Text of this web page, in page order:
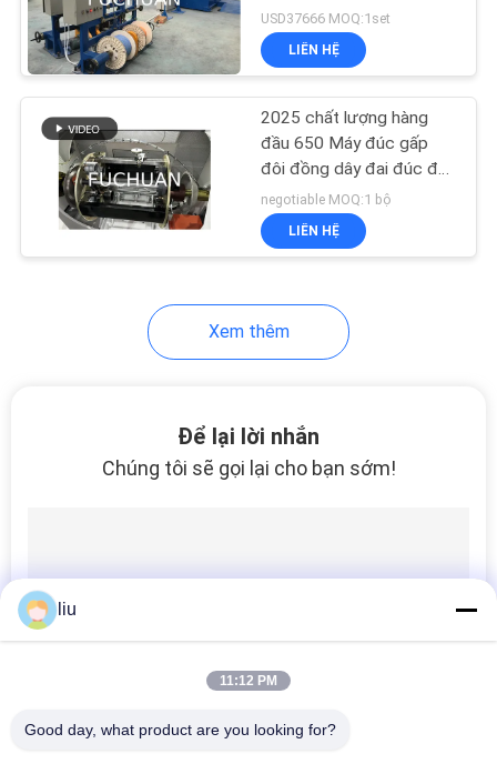
USD37666 MOQ:1set
LIÊN HỆ
2025 chất lượng hàng
đầu 650 Máy đúc gấp
đôi đồng dây đai đúc để
bán
negotiable MOQ:1 bộ
LIÊN HỆ
Xem thêm
Để lại lời nhắn
Chúng tôi sẽ gọi lại cho bạn sớm!
liu
11:12 PM
Good day, what product are you looking for?